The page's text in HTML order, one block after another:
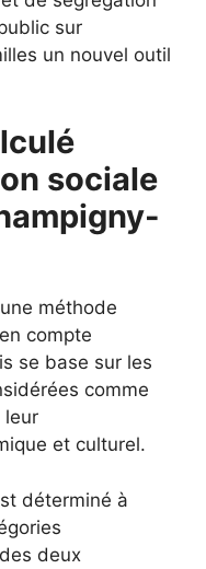
sur
un nouvel outil
sociale
méthode
compte
se base sur les
comme
leur
et culturel.
déterminé à
deux